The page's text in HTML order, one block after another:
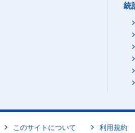
統
このサイトについて 利用規約